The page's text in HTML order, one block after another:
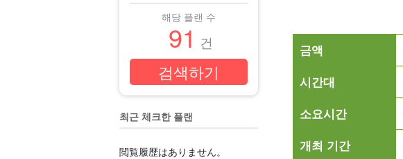
해당 플랜 수
91 건
최근 체크한 플랜
閲覧履歴はありません。
금액
시간대
소요시간
개최 기간